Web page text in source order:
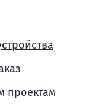
проектам